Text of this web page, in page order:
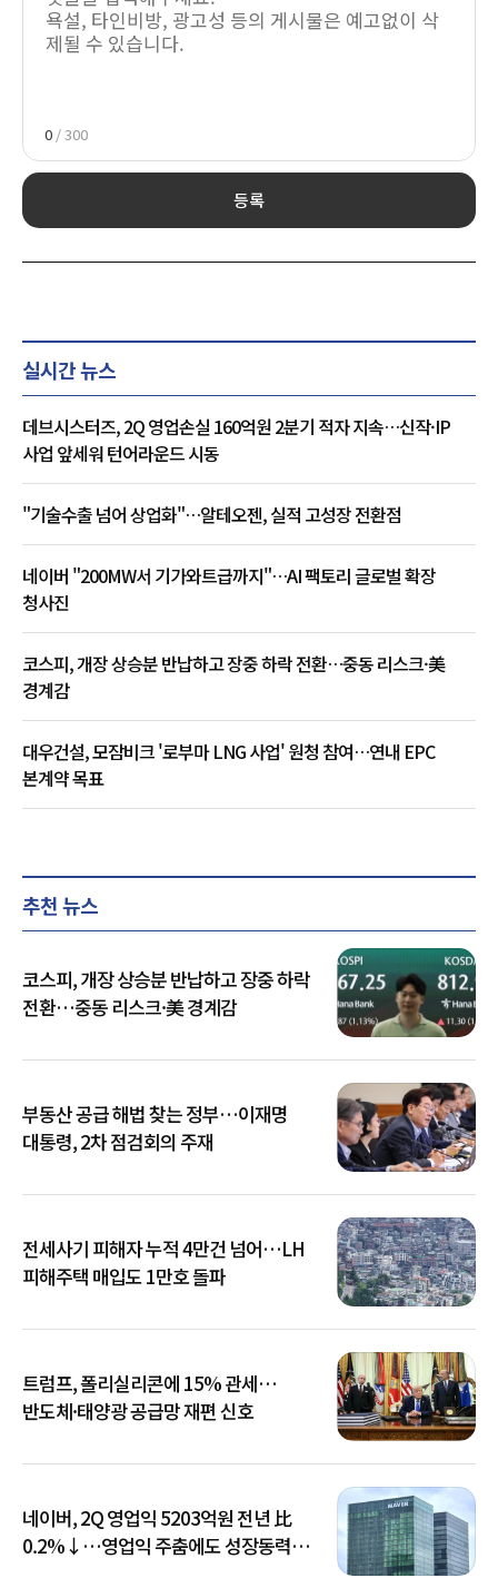
0 / 300
등록
실시간 뉴스
데브시스터즈, 2Q 영업손실 160억원 2분기 적자 지속…신작·IP
사업 앞세워 턴어라운드 시동
"기술수출 넘어 상업화"…알테오젠, 실적 고성장 전환점
네이버 "200MW서 기가와트급까지"…AI 팩토리 글로벌 확장
청사진
코스피, 개장 상승분 반납하고 장중 하락 전환…중동 리스크·美
경계감
대우건설, 모잠비크 '로부마 LNG 사업' 원청 참여…연내 EPC
본계약 목표
추천 뉴스
코스피, 개장 상승분 반납하고 장중 하락
전환…중동 리스크·美 경계감
부동산 공급 해법 찾는 정부…이재명
대통령, 2차 점검회의 주재
전세사기 피해자 누적 4만건 넘어…LH
피해주택 매입도 1만호 돌파
트럼프, 폴리실리콘에 15% 관세…
반도체·태양광 공급망 재편 신호
네이버, 2Q 영업익 5203억원 전년 比
0.2%↓…영업익 주춤에도 성장동력